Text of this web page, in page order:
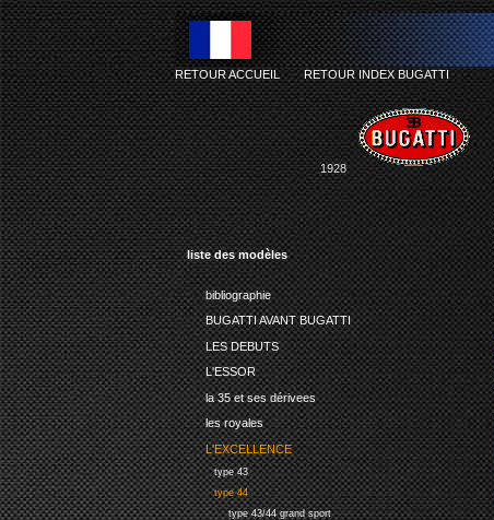
liste des modèles
bibliographie
BUGATTI AVANT BUGATTI
LES DEBUTS
L'ESSOR
la 35 et ses dérivees
les royales
L'EXCELLENCE
type 43
type 44
type 43/44 grand sport
RETOUR ACCUEIL-RETOUR INDEX BUGATTI
1928